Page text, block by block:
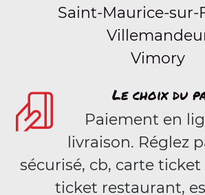
Saint-Maurice-sur-
Vimory
Le choix du
Paiement en
livraison. Réglez
sécurisé, cb, carte
ticket restaurant,